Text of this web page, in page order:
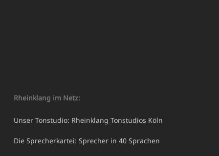
Rheinklang im Netz:
Unser Tonstudio: Rheinklang Tonstudios Köln
Die Sprecherkartei: Sprecher in 40 Sprachen